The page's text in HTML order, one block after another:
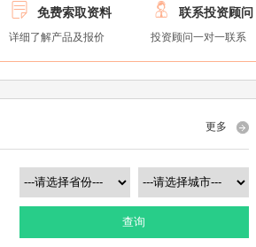
 免费索取资料
详细了解产品及报价
 联系投资顾问
投资顾问一对一联系
更多
查询